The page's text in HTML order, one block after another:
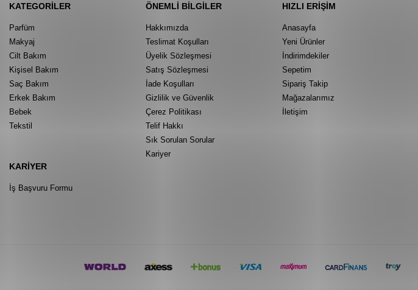
KATEGORILER
Parfüm
Makyaj
Cilt Bakım
Kişisel Bakım
Saç Bakım
Erkek Bakım
Bebek
Tekstil
ÖNEMLI BILGILER
Hakkımızda
Teslimat Koşulları
Üyelik Sözleşmesi
Satış Sözleşmesi
İade Koşulları
Gizlilik ve Güvenlik
Çerez Politikası
Telif Hakkı
Sık Sorulan Sorular
Kariyer
HIZLI ERIŞIM
Anasayfa
Yeni Ürünler
İndirimdekiler
Sepetim
Sipariş Takip
Mağazalarımız
İletişim
KARIYER
İş Başvuru Formu